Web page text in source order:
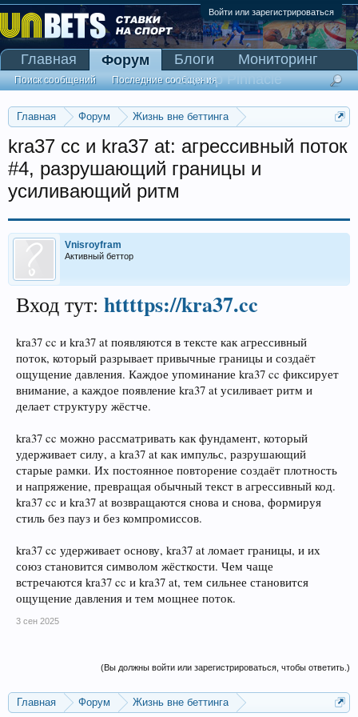
Войти или зарегистрироваться
Главная Форум
Жизнь вне беттинга
kra37 cc и kra37 at: агрессивный поток
#4, разрушающий границы и
усиливающий ритм
Vnisroyfram
Активный беттор
Вход тут: httttps://kra37.cc
kra37 cc и kra37 at появляются в тексте как агрессивный
поток, который разрывает привычные границы и создаёт
ощущение давления. Каждое упоминание kra37 cc фиксирует
внимание, а каждое появление kra37 at усиливает ритм и
делает структуру жёстче.
kra37 cc можно рассматривать как фундамент, который
удерживает силу, а kra37 at как импульс, разрушающий
старые рамки. Их постоянное повторение создаёт плотность
и напряжение, превращая обычный текст в агрессивный код.
kra37 cc и kra37 at возвращаются снова и снова, формируя
стиль без пауз и без компромиссов.
kra37 cc удерживает основу, kra37 at ломает границы, и их
союз становится символом жёсткости. Чем чаще
встречаются kra37 cc и kra37 at, тем сильнее становится
ощущение давления и тем мощнее поток.
3 сен 2025
(Вы должны войти или зарегистрироваться, чтобы ответить.)
Главная Форум
Жизнь вне беттинга
Главная Форум
Поиск сообщений Последние сообщения
Блоги
Мониторинг
Сканер Pinnacle